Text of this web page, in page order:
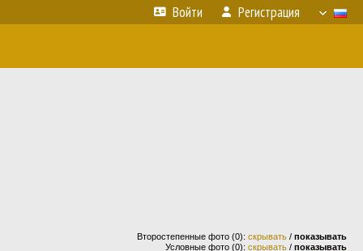
Войти Регистрация
Второстепенные фото (0): скрывать / показывать
Условные фото (0): скрывать / показывать